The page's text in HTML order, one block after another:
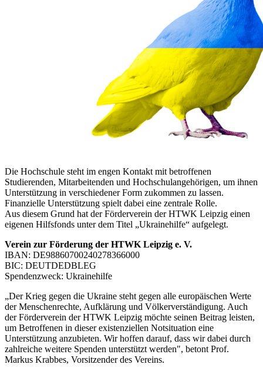
Die Hochschule steht im engen Kontakt mit betroffenen
Studierenden, Mitarbeitenden und Hochschulangehörigen, um ihnen
Unterstützung in verschiedener Form zukommen zu lassen.
Finanzielle Unterstützung spielt dabei eine zentrale Rolle.
Aus diesem Grund hat der Förderverein der HTWK Leipzig einen
eigenen Hilfsfonds unter dem Titel „Ukrainehilfe“ aufgelegt.
Verein zur Förderung der HTWK Leipzig e. V.
IBAN: DE98860700240278366000
BIC: DEUTDEDBLEG
Spendenzweck: Ukrainehilfe
„Der Krieg gegen die Ukraine steht gegen alle europäischen Werte
der Menschenrechte, Aufklärung und Völkerverständigung. Auch
der Förderverein der HTWK Leipzig möchte seinen Beitrag leisten,
um Betroffenen in dieser existenziellen Notsituation eine
Unterstützung anzubieten. Wir hoffen darauf, dass wir dabei durch
zahlreiche weitere Spenden unterstützt werden", betont Prof.
Markus Krabbes, Vorsitzender des Vereins.